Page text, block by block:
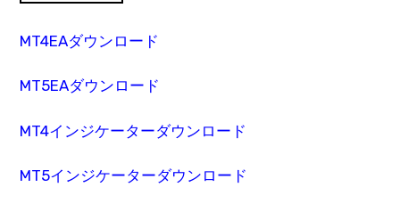
MT4EAダウンロード
MT5EAダウンロード
MT4インジケーターダウンロード
MT5インジケーターダウンロード